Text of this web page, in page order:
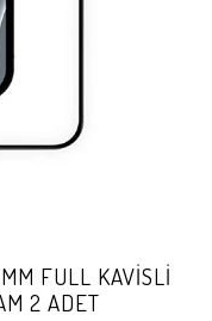
FULL KAVİSLİ
2 ADET